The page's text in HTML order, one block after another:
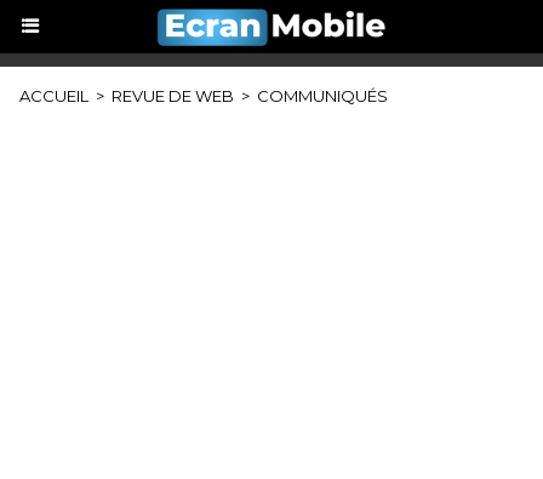
ACCUEIL > REVUE DE WEB > COMMUNIQUÉS